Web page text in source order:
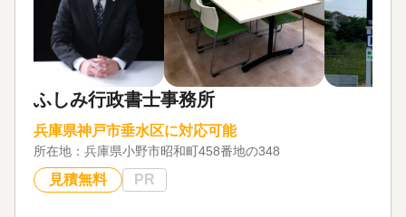
「より専門的かつ広範囲にわたる優れたワンストッ
プ・サービス」をご提供させていただくことを目標
に独立開業。
＜業務内容＞
行政書士としての業務全般
議書作成などの相続関係書類作成や相続手続き全
般、任意後見契約書作成など。
生命保険に関する総合的コンサルティング業務およ
び生命保険募集業務。
ふしみ行政書士事務所
兵庫県神戸市垂水区に対応可能
所在地： 兵庫県小野市昭和町458番地の348
見積無料 PR